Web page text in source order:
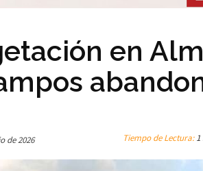
en
de 2026 Tiempo de Lectura: